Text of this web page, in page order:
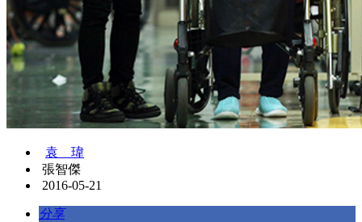
袁 瑋
張智傑
2016-05-21
分享